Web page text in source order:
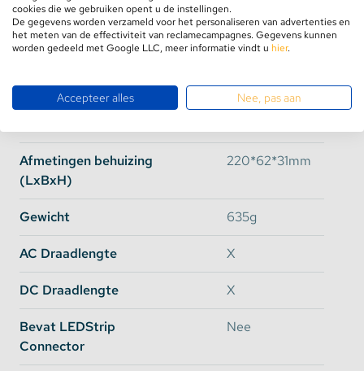
DC Output Ampere 29.1 Ampère
Watt 350 Watt
Efficiency 94%
Afmetingen behuizing
(LxBxH)
220*62*31mm
Gewicht 635g
AC Draadlengte X
DC Draadlengte X
Bevat LEDStrip
Connector
Nee
cookies die we gebruiken opent u de instellingen.
De gegevens worden verzameld voor het personaliseren van advertenties en
het meten van de effectiviteit van reclamecampagnes. Gegevens kunnen
worden gedeeld met Google LLC, meer informatie vindt u hier.
Accepteer alles Nee, pas aan